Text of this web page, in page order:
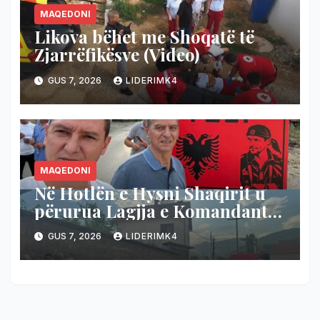
MAQEDONI
Likova bëhet me Shoqatë të
Zjarrëfikësve (Video)
GUS 7, 2026 LIDERIMK4
MAQEDONI
Në Hotlën e Hysni Shaqirit u
përurua Lagjja e Komandant
Teli-t
GUS 7, 2026 LIDERIMK4